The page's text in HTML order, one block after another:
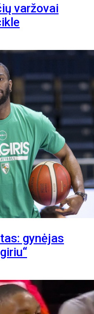
varžovai
gynėjas